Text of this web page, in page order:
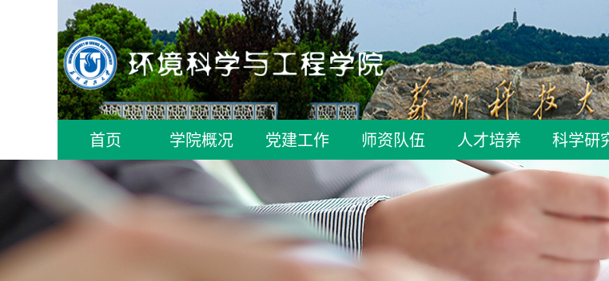
首页 学院概况 党建工作 师资队伍 人才培养 科学研